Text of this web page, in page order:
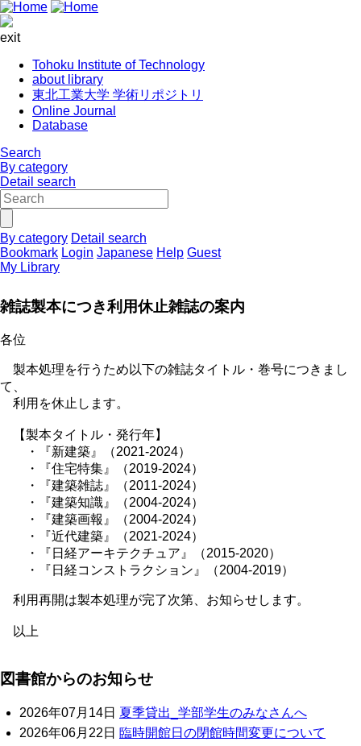
exit
Tohoku Institute of Technology
about library
東北工業大学 学術リポジトリ
Online Journal
Database
Search
By category
Detail search
By category Detail search
Bookmark Login Japanese Help Guest
My Library
雑誌製本につき利用休止雑誌の案内
各位
製本処理を行うため以下の雑誌タイトル・巻号につきまし
て、
利用を休止します。
【製本タイトル・発行年】
・『新建築』（2021-2024）
・『住宅特集』（2019-2024）
・『建築雑誌』（2011-2024）
・『建築知識』（2004-2024）
・『建築画報』（2004-2024）
・『近代建築』（2021-2024）
・『日経アーキテクチュア』（2015-2020）
・『日経コンストラクション』（2004-2019）
利用再開は製本処理が完了次第、お知らせします。
以上
図書館からのお知らせ
2026年07月14日 夏季貸出_学部学生のみなさんへ
2026年06月22日 臨時開館日の閉館時間変更について